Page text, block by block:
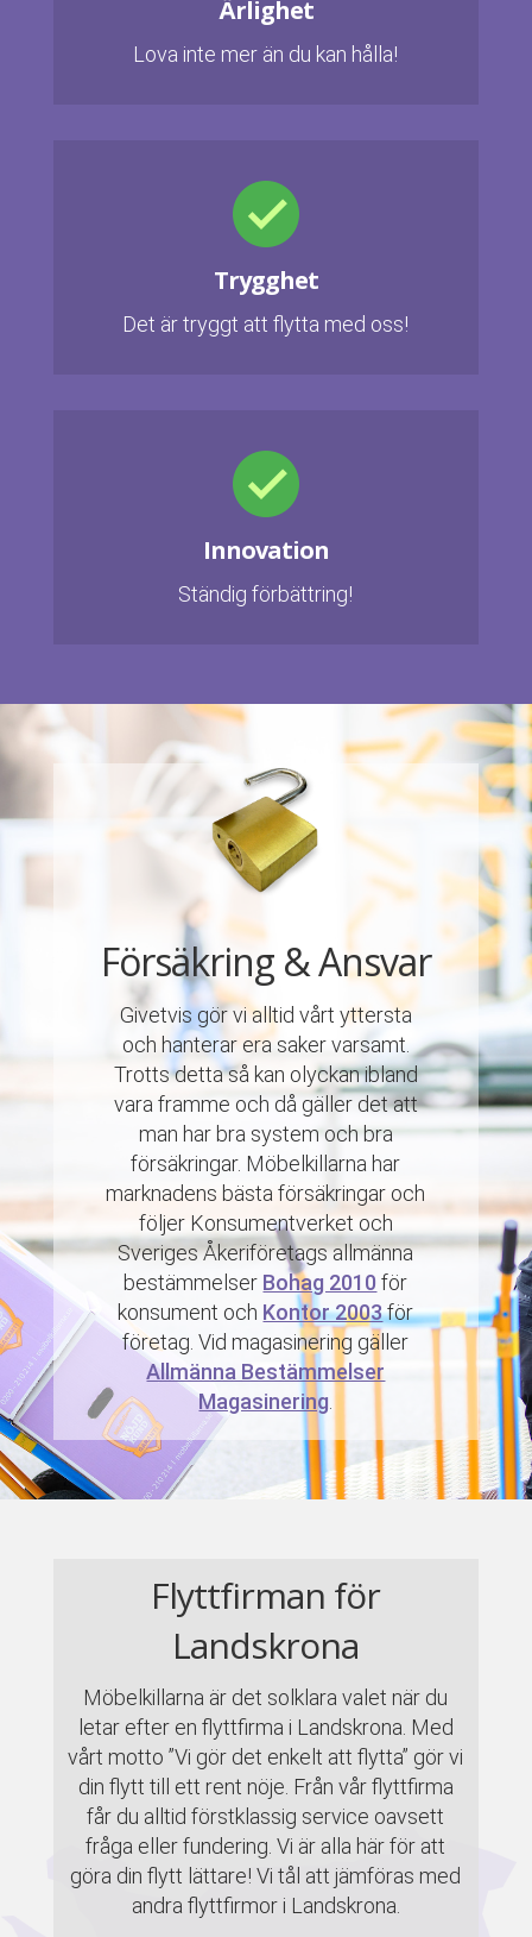
Ärlighet
Lova inte mer än du kan hålla!
Trygghet
Det är tryggt att flytta med oss!
Innovation
Ständig förbättring!
Försäkring & Ansvar
Givetvis gör vi alltid vårt yttersta
och hanterar era saker varsamt.
Trotts detta så kan olyckan ibland
vara framme och då gäller det att
man har bra system och bra
försäkringar. Möbelkillarna har
marknadens bästa försäkringar och
följer Konsumentverket och
Sveriges Åkeriföretags allmänna
bestämmelser Bohag 2010 för
konsument och Kontor 2003för
företag. Vid magasinering gäller
Allmänna Bestämmelser
Magasinering
Flyttfirman för
Landskrona
Möbelkillarna är det solklara valet när du
letar efter en flyttfirma i Landskrona. Med
vårt motto ”Vi gör det enkelt att flytta” gör vi
din flytt till ett rent nöje. Från vår flyttfirma
får du alltid förstklassig service oavsett
fråga eller fundering. Vi är alla här för att
göra din flytt lättare! Vi tål att jämföras med
andra flyttfirmor i Landskrona.